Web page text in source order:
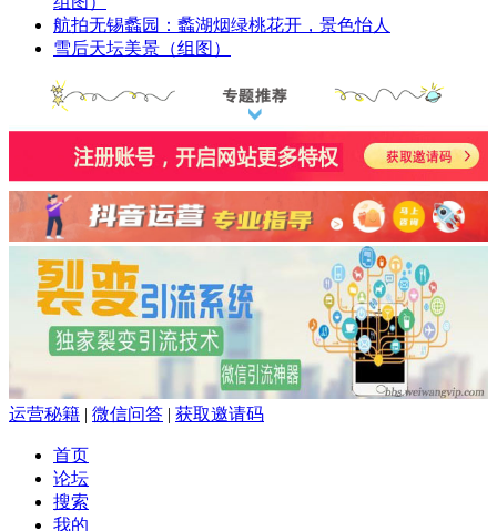
航拍无锡蠡园：蠡湖烟绿桃花开，景色怡人
雪后天坛美景（组图）
运营秘籍 | 微信问答 | 获取邀请码
首页
论坛
搜索
我的